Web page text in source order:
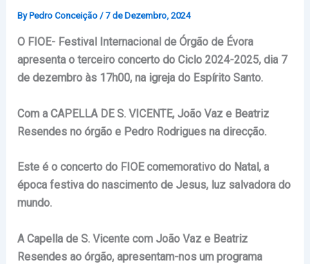
By Pedro Conceição /7 de Dezembro, 2024
O FIOE- Festival Internacional de Órgão de Évora
apresenta o terceiro concerto do Ciclo 2024-2025, dia 7
de dezembro às 17h00, na igreja do Espírito Santo.
Com a CAPELLA DE S. VICENTE, João Vaz e Beatriz
Resendes no órgão e Pedro Rodrigues na direcção.
Este é o concerto do FIOE comemorativo do Natal, a
época festiva do nascimento de Jesus, luz salvadora do
mundo.
A Capella de S. Vicente com João Vaz e Beatriz
Resendes ao órgão, apresentam-nos um programa